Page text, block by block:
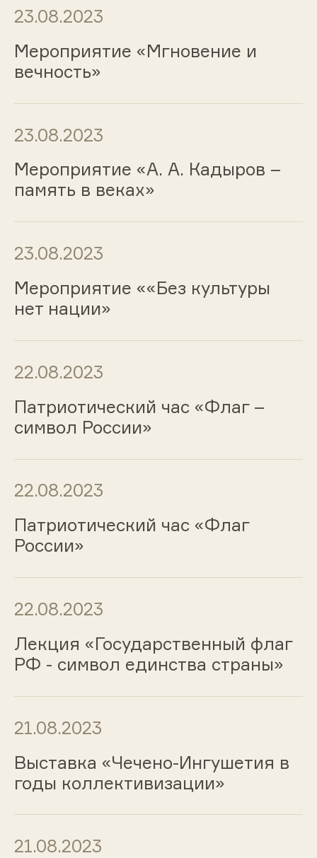
23.08.2023
Мероприятие «Мгновение и
вечность»
23.08.2023
Мероприятие «А. А. Кадыров –
память в веках»
23.08.2023
Мероприятие ««Без культуры
нет нации»
22.08.2023
Патриотический час «Флаг –
символ России»
22.08.2023
Патриотический час «Флаг
России»
22.08.2023
Лекция «Государственный флаг
РФ - символ единства страны»
21.08.2023
Выставка «Чечено-Ингушетия в
годы коллективизации»
21.08.2023